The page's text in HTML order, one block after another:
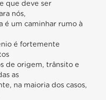
que deve ser
nós,
é um caminhar rumo à
é fortemente
de origem, trânsito e
as
na maioria dos casos,